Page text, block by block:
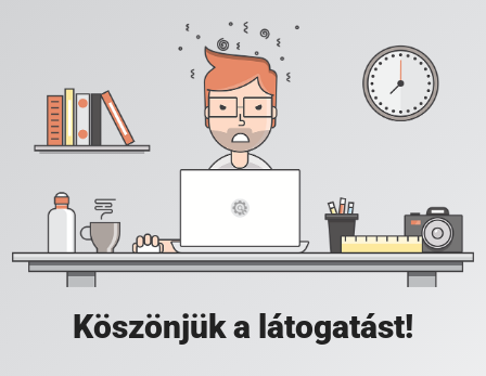
Köszönjük a látogatást!